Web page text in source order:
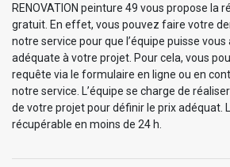
RENOVATION peinture 49 vous propose la
gratuit. En effet, vous pouvez faire votre
notre service pour que l’équipe puisse vous
adéquate à votre projet. Pour cela, vous
requête via le formulaire en ligne ou en
notre service. L’équipe se charge de
de votre projet pour définir le prix adéquat.
récupérable en moins de 24 h.